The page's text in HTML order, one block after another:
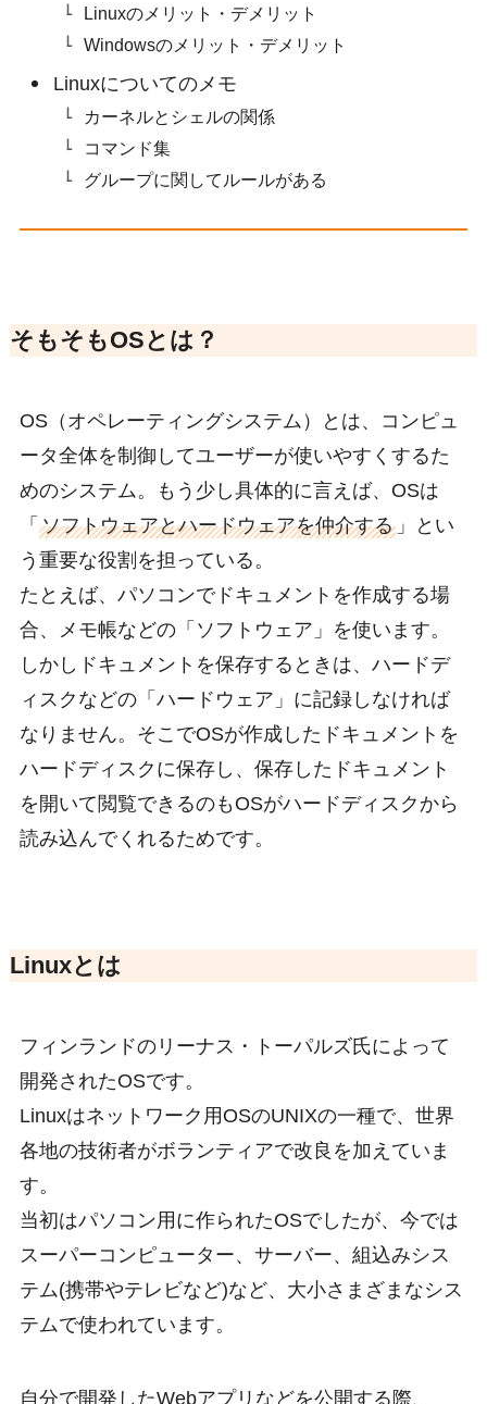
Linuxのメリット・デメリット
Windowsのメリット・デメリット
Linuxについてのメモ
カーネルとシェルの関係
コマンド集
グループに関してルールがある
そもそもOSとは？
OS（オペレーティングシステム）とは、コンピュ
ータ全体を制御してユーザーが使いやすくするた
めのシステム。もう少し具体的に言えば、OSは
「 ソフトウェアとハードウェアを仲介する」とい
う重要な役割を担っている。
たとえば、パソコンでドキュメントを作成する場
合、メモ帳などの「ソフトウェア」を使います。
しかしドキュメントを保存するときは、ハードデ
ィスクなどの「ハードウェア」に記録しなければ
なりません。そこでOSが作成したドキュメントを
ハードディスクに保存し、保存したドキュメント
を開いて閲覧できるのもOSがハードディスクから
読み込んでくれるためです。
Linuxとは
フィンランドのリーナス・トーパルズ氏によって
開発されたOSです。
Linuxはネットワーク用OSのUNIXの一種で、世界
各地の技術者がボランティアで改良を加えていま
す。
当初はパソコン用に作られたOSでしたが、今では
スーパーコンピューター、サーバー、組込みシス
テム(携帯やテレビなど)など、大小さまざまなシス
テムで使われています。
自分で開発したWebアプリなどを公開する際、